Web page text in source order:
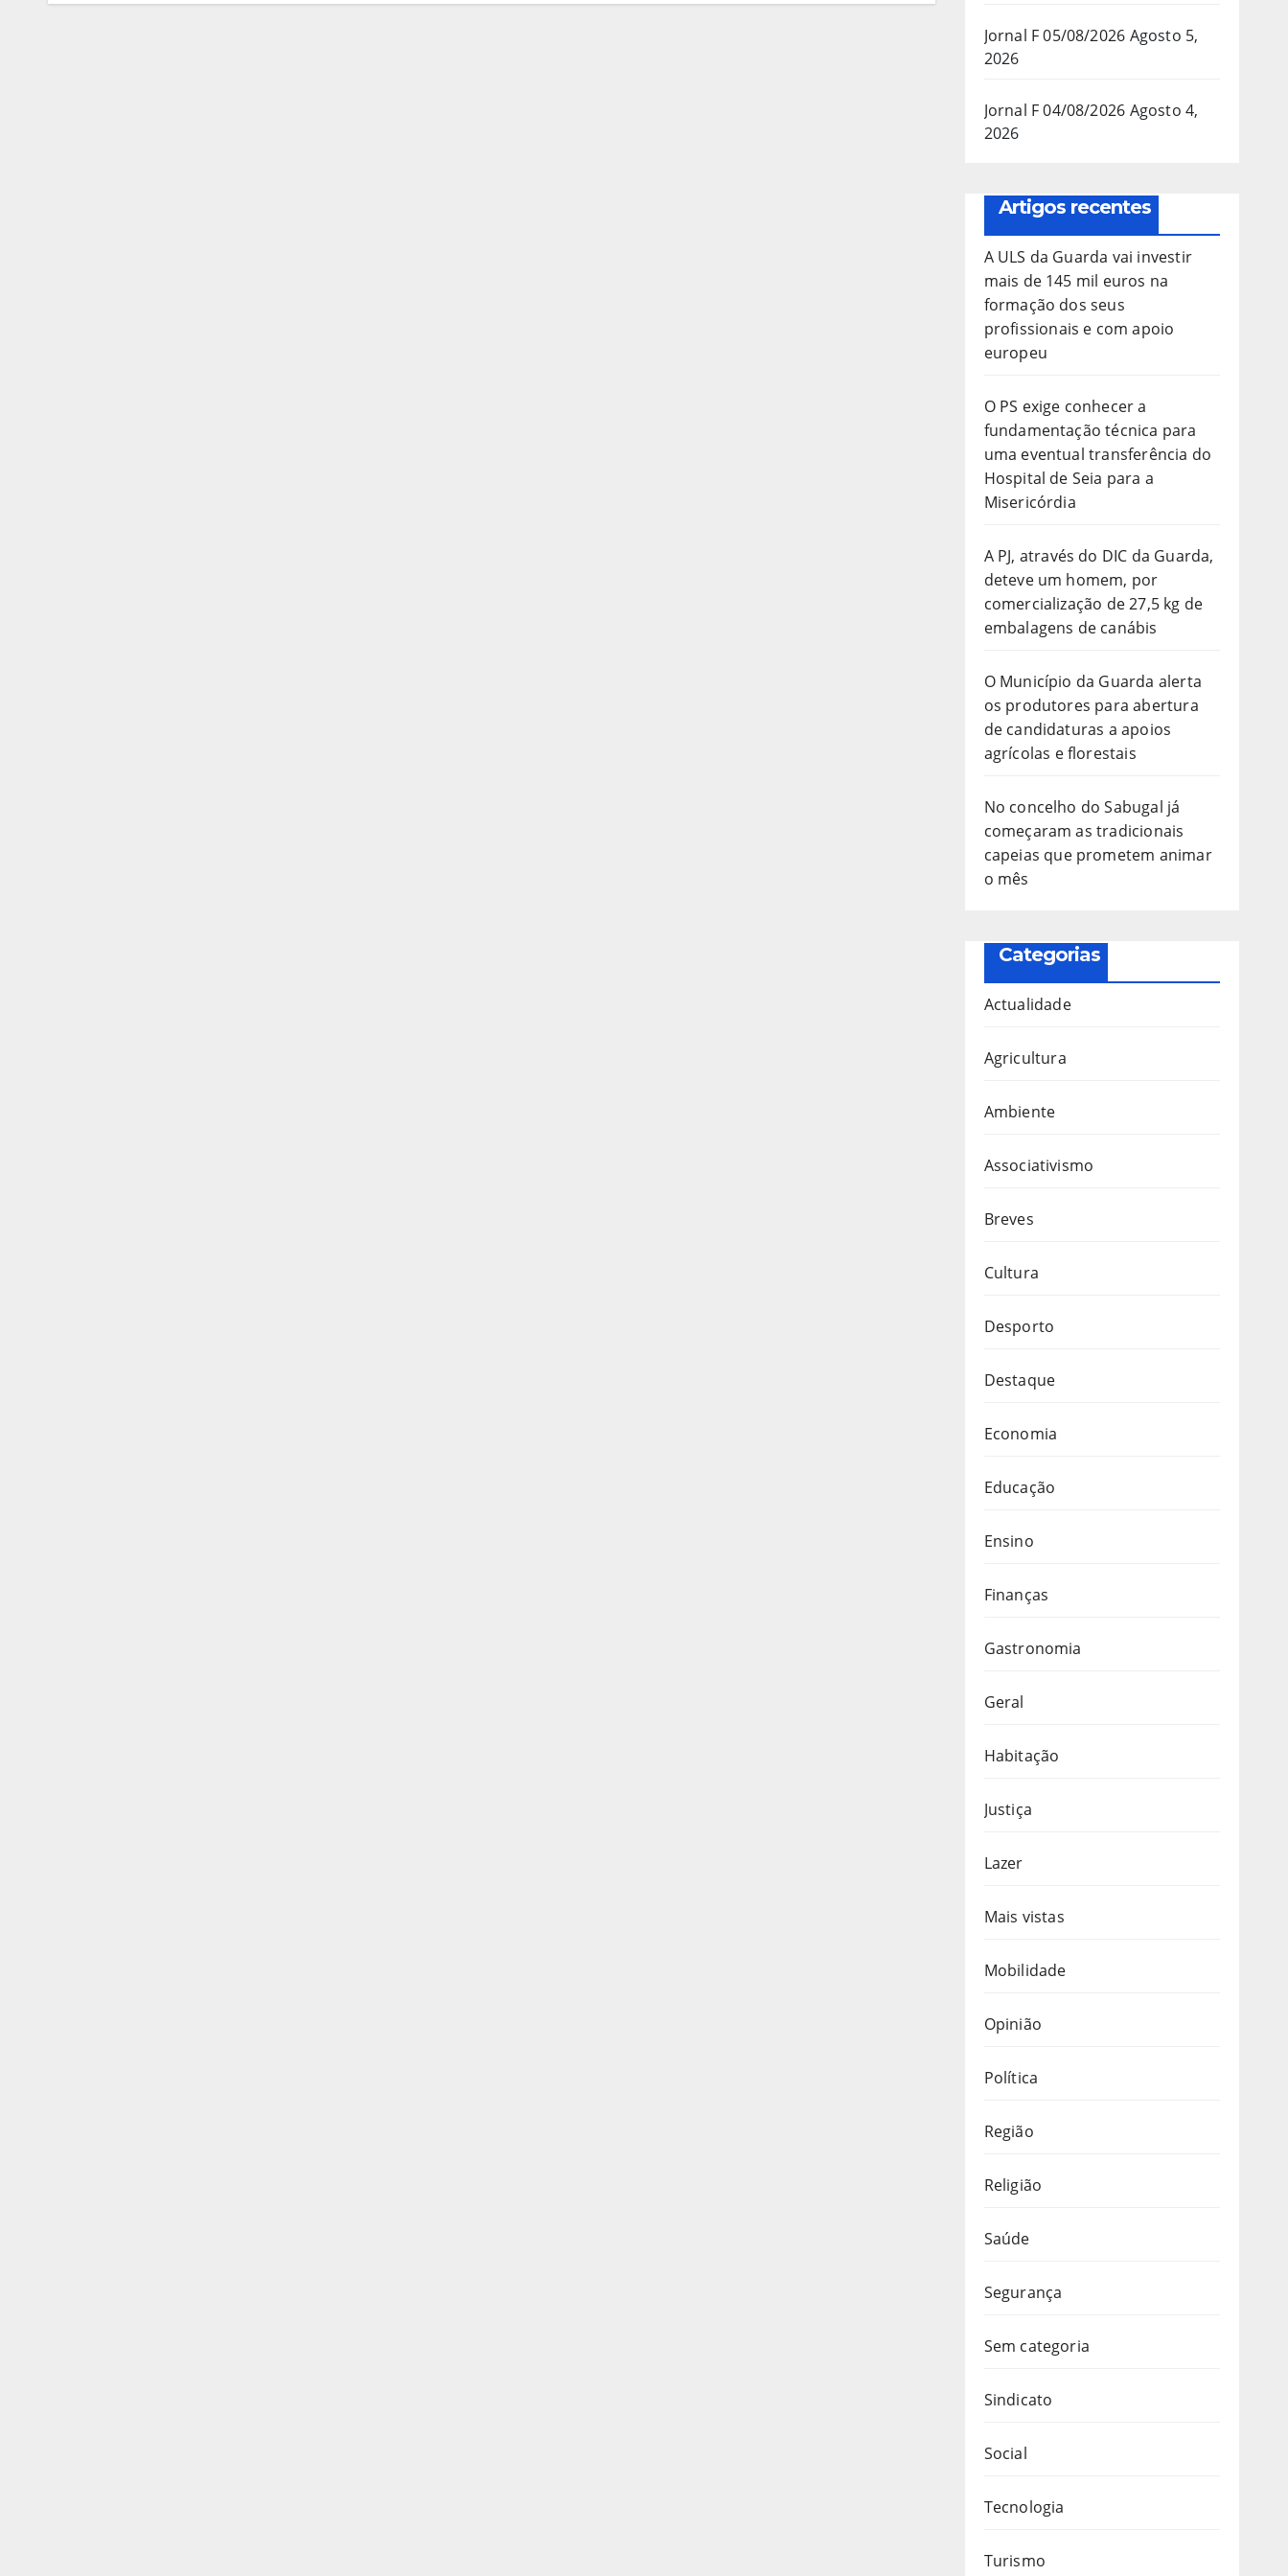
Jornal F 05/08/2026 Agosto 5,
2026
Jornal F 04/08/2026 Agosto 4,
2026
Artigos recentes
A ULS da Guarda vai investir
mais de 145 mil euros na
formação dos seus
profissionais e com apoio
europeu
O PS exige conhecer a
fundamentação técnica para
uma eventual transferência do
Hospital de Seia para a
Misericórdia
A PJ, através do DIC da Guarda,
deteve um homem, por
comercialização de 27,5 kg de
embalagens de canábis
O Município da Guarda alerta
os produtores para abertura
de candidaturas a apoios
agrícolas e florestais
No concelho do Sabugal já
começaram as tradicionais
capeias que prometem animar
o mês
Categorias
Actualidade
Agricultura
Ambiente
Associativismo
Breves
Cultura
Desporto
Destaque
Economia
Educação
Ensino
Finanças
Gastronomia
Geral
Habitação
Justiça
Lazer
Mais vistas
Mobilidade
Opinião
Política
Região
Religião
Saúde
Segurança
Sem categoria
Sindicato
Social
Tecnologia
Turismo